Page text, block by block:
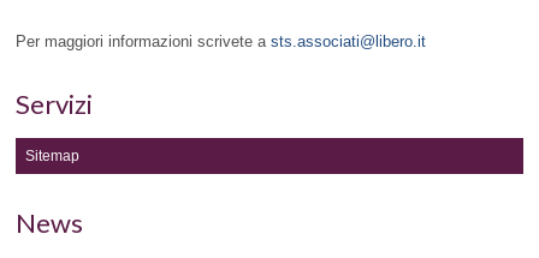
Per maggiori informazioni scrivete asts.associati@libero.it
Servizi
Sitemap
News